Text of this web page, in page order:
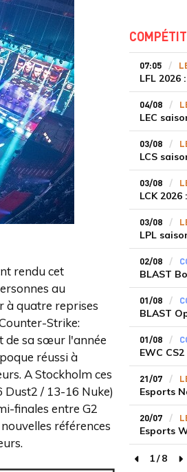
rendu cet
au
à quatre reprises
Strike:
de sa sœur l'année
réussi à
A Stockholm ces
Dust2 / 13-16 Nuke)
finales entre G2
références
07:05
LFL 2026
04/08
LEC
03/08
LCS
03/08
LCK
03/08
LPL
02/08
BLAST
01/08
01/08
EWC
21/07
20/07
Esports
page
1/8